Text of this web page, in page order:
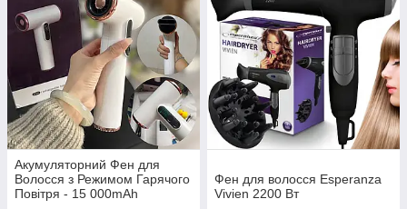
Акумуляторний Фен для
Волосся з Режимом Гарячого
Повітря - 15 000mAh
Фен для волосся Esperanza
Vivien 2200 Вт